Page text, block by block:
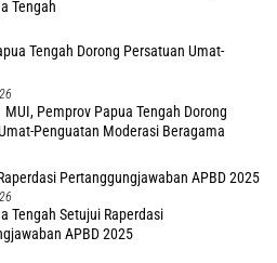
Tengah
MUI, Pemprov Papua Tengah Dorong
Penguatan Moderasi Beragama
Tengah Setujui Raperdasi
APBD 2025